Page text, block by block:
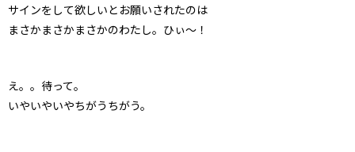
サインをして欲しいとお願いされたのは
まさかまさかまさかのわたし。ひぃ〜！
え。。待って。
いやいやいやちがうちがう。